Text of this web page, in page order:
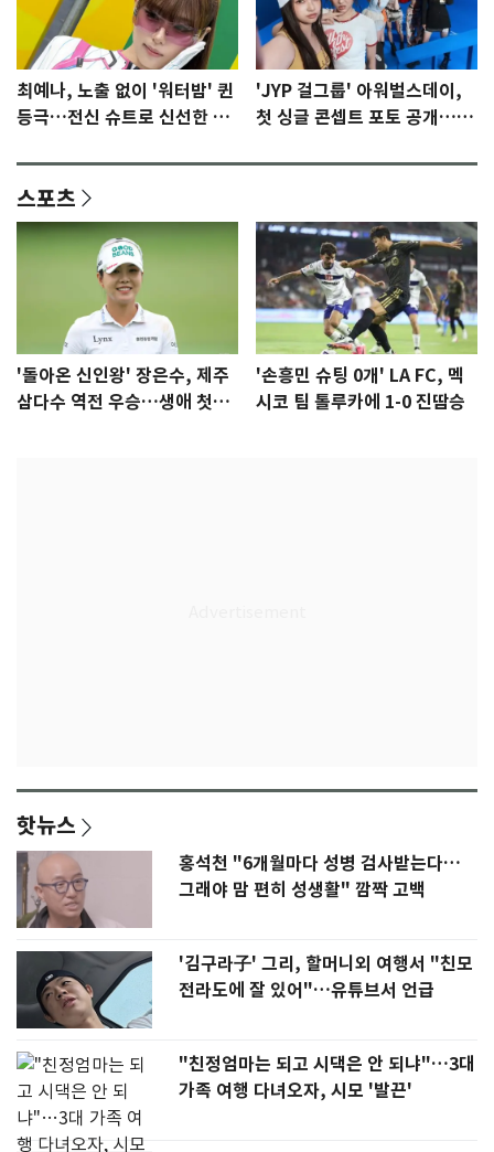
최예나, 노출 없이 '워터밤' 퀸
등극…전신 슈트로 신선한 충
'JYP 걸그룹' 아워벌스데이,
첫 싱글 콘셉트 포토 공개…청
스포츠
'돌아온 신인왕' 장은수, 제주
삼다수 역전 우승…생애 첫승
'손흥민 슈팅 0개' LA FC, 멕
시코 팀 톨루카에 1-0 진땀승
핫뉴스
홍석천 "6개월마다 성병 검사받는다…
그래야 맘 편히 성생활" 깜짝 고백
'김구라子' 그리, 할머니외 여행서 "친모
전라도에 잘 있어"…유튜브서 언급
"친정엄마는 되고 시댁은 안 되냐"…3대
가족 여행 다녀오자, 시모 '발끈'